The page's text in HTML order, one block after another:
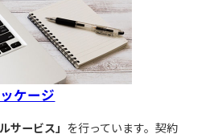
ケージ
サービス」 を行っています。契約